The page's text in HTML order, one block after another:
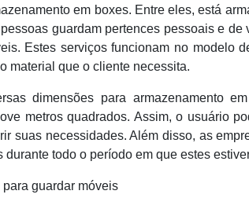
em boxes. Entre eles, está
guardam pertences pessoais e de
Estes serviços funcionam no modelo
material que o cliente necessita.
dimensões para armazenamento
metros quadrados. Assim, o usuário
suas necessidades. Além disso, as
todo o período em que estes
guardar móveis